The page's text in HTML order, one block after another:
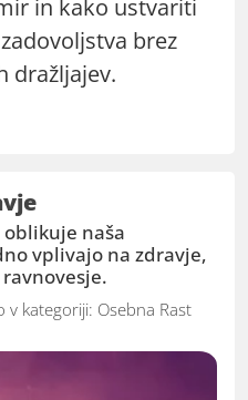
in kako ustvariti
brez
dražljajev.
oblikuje naša
vplivajo na zdravje,
v kategoriji: Osebna Rast